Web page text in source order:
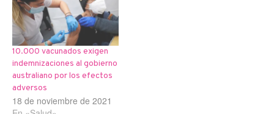
10.000 vacunados exigen
indemnizaciones al gobierno
australiano por los efectos
adversos
18 de noviembre de 2021